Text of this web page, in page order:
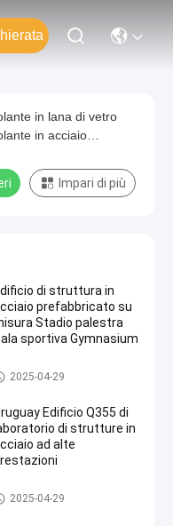
in lana di vetro
in acciaio
Impari di più
di struttura in
prefabbricato su
Stadio palestra
sportiva Gymnasium
di strutture in acci
2025-04-29
Edificio Q355 di
di strutture in
ad alte
di struttura in acci
2025-04-29